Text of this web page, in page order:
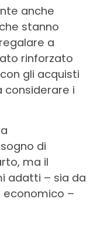
anche
stanno
a
rinforzato
gli acquisti
considerare i
di
ma il
adatti – sia da
economico –